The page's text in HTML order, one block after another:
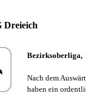
Dreieich
Bezirksoberliga,
Nach dem
haben ein